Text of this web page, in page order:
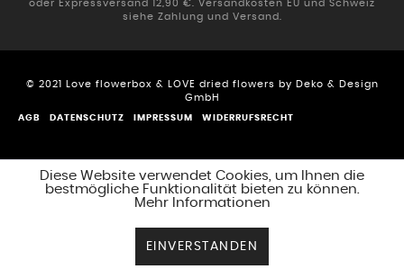
oder Expressversand 12,90 €. Versandkosten EU und Schweiz
siehe Zahlung und Versand.
© 2021 Love flowerbox & LOVE dried flowers by Deko & Design
GmbH
AGB DATENSCHUTZ IMPRESSUM WIDERRUFSRECHT
Diese Website verwendet Cookies, um Ihnen die
bestmögliche Funktionalität bieten zu können.
Mehr Informationen
EINVERSTANDEN